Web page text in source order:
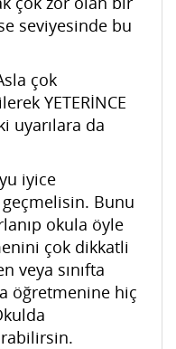
seviyesinde bu
çok
YETERİNCE
uyarılara da
iyice
Bunu
okula öyle
çok dikkatli
veya sınıfta
öğretmenine hiç